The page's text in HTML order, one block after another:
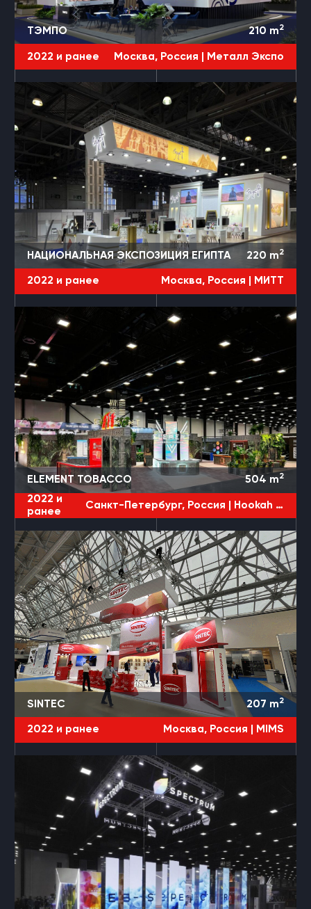
ТЭМПО 210 m2
2022 и ранее Москва, Россия | Металл Экспо
НАЦИОНАЛЬНАЯ ЭКСПОЗИЦИЯ ЕГИПТА 220 m2
2022 и ранее Москва, Россия | МИТТ
ELEMENT TOBACCO 504 m2
2022 и
ранее
Санкт-Петербург, Россия | Hookah Club Show
SINTEC 207 m2
2022 и ранее Москва, Россия | MIMS